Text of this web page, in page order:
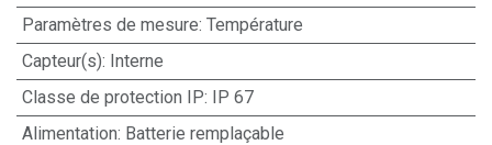
Paramètres de mesure: Température
Capteur(s): Interne
Classe de protection IP: IP 67
Alimentation: Batterie remplaçable